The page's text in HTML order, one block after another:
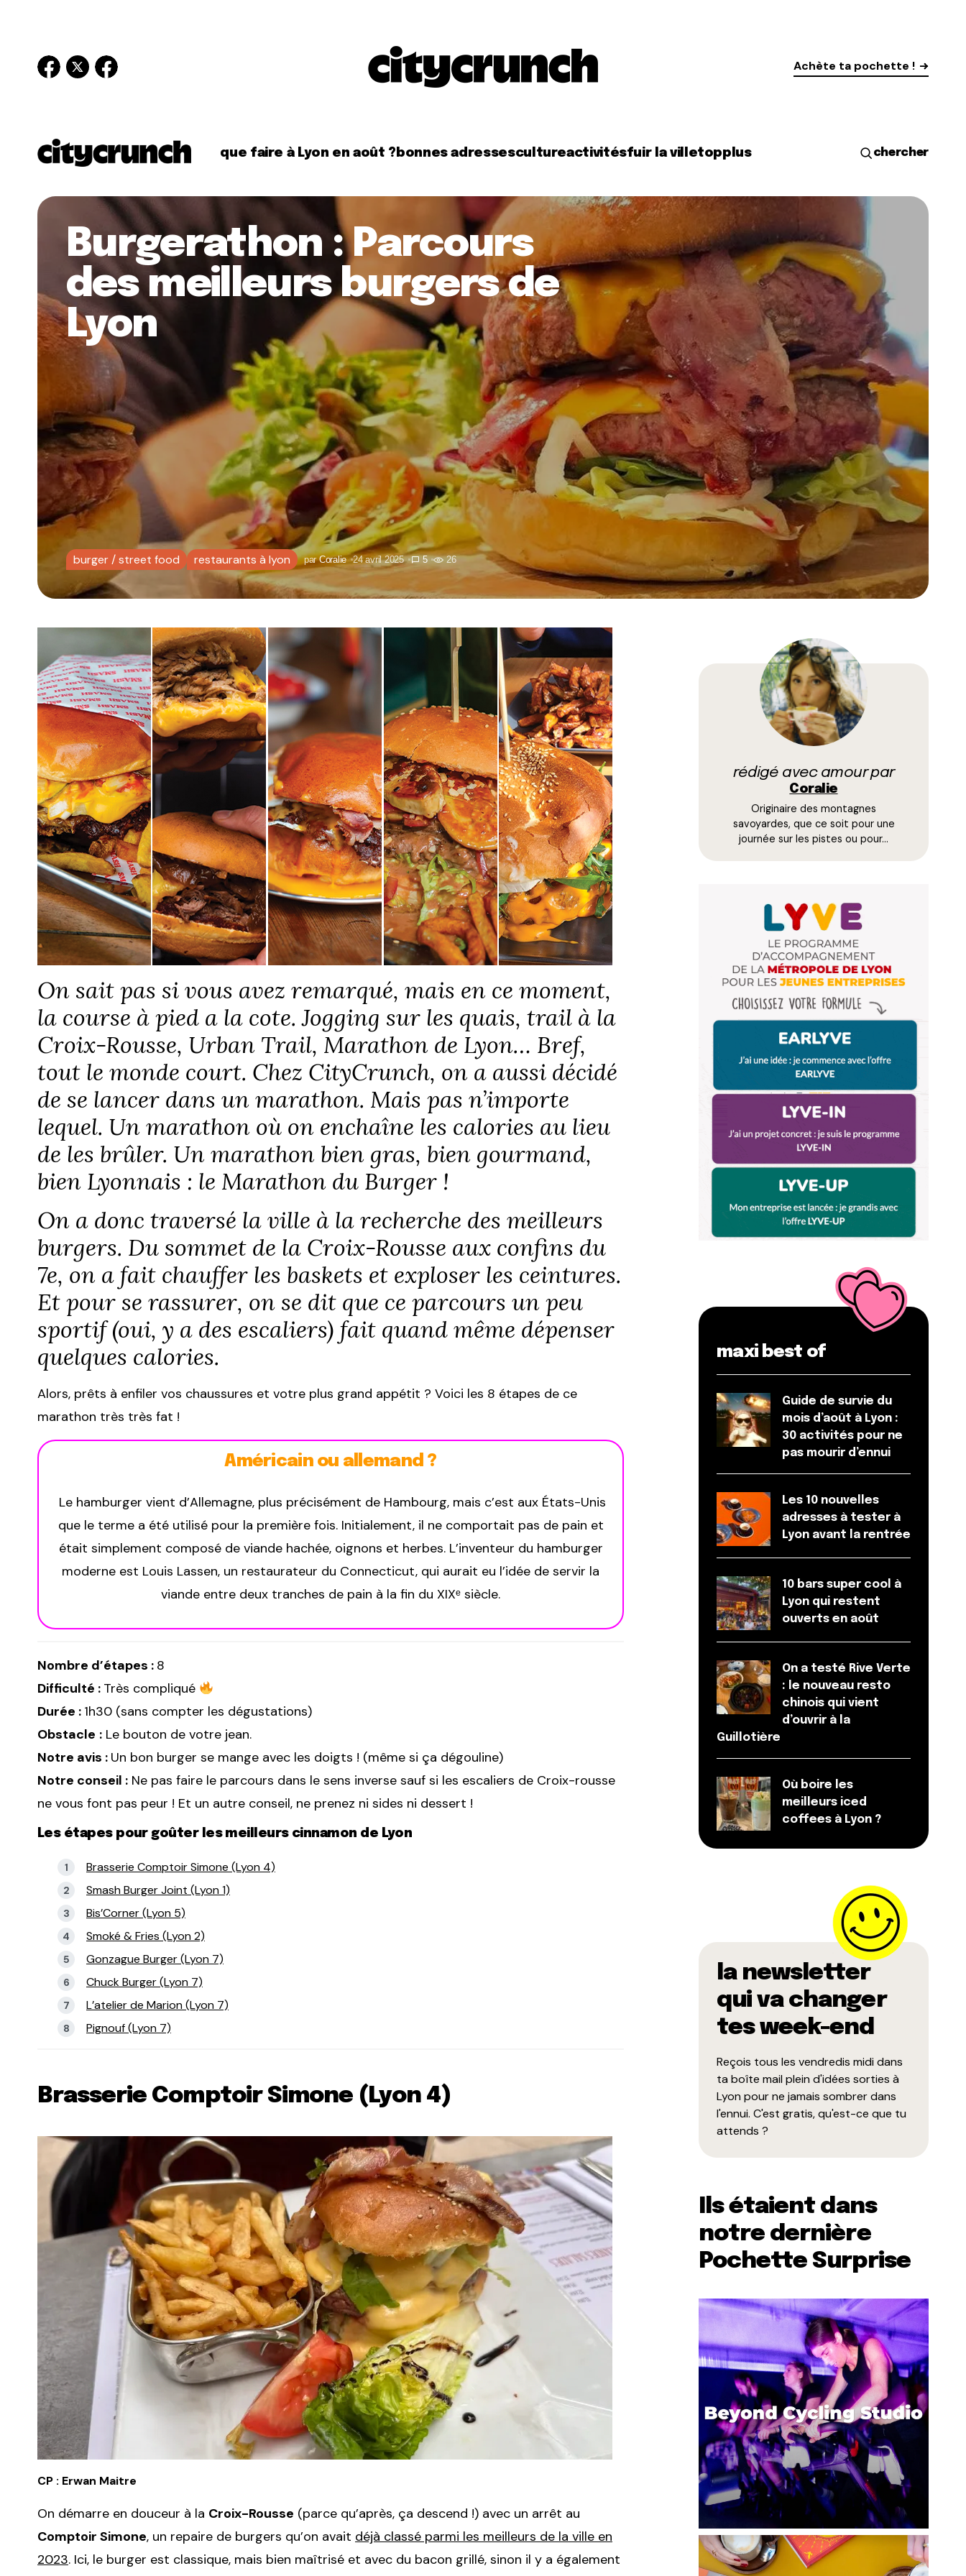
Achète ta pochette !
que faire à Lyon en août ? bonnes adressescultureactivitésfuir la villetopplus chercher
Burgerathon : Parcours
des meilleurs burgers de
Lyon
burger / street food restaurants à lyon par Coralie 24 avril 2025 5 26
On sait pas si vous avez remarqué, mais en ce moment,
la course à pied a la cote. Jogging sur les quais, trail à la
Croix-Rousse, Urban Trail, Marathon de Lyon… Bref,
tout le monde court. Chez CityCrunch, on a aussi décidé
de se lancer dans un marathon. Mais pas n’importe
lequel. Un marathon où on enchaîne les calories au lieu
de les brûler. Un marathon bien gras, bien gourmand,
bien Lyonnais : le Marathon du Burger !
On a donc traversé la ville à la recherche des meilleurs
burgers. Du sommet de la Croix-Rousse aux confins du
7e, on a fait chauffer les baskets et exploser les ceintures.
Et pour se rassurer, on se dit que ce parcours un peu
sportif (oui, y a des escaliers) fait quand même dépenser
quelques calories.
Alors, prêts à enfiler vos chaussures et votre plus grand appétit ? Voici les 8 étapes de ce
marathon très très fat !
Américain ou allemand ?
Le hamburger vient d’Allemagne, plus précisément de Hambourg, mais c’est aux États-Unis
que le terme a été utilisé pour la première fois. Initialement, il ne comportait pas de pain et
était simplement composé de viande hachée, oignons et herbes. L’inventeur du hamburger
moderne est Louis Lassen, un restaurateur du Connecticut, qui aurait eu l’idée de servir la
viande entre deux tranches de pain à la fin du XIXᵉ siècle.
Nombre d’étapes : 8
Difficulté : Très compliqué
Durée : 1h30 (sans compter les dégustations)
Obstacle : Le bouton de votre jean.
Notre avis : Un bon burger se mange avec les doigts ! (même si ça dégouline)
Notre conseil : Ne pas faire le parcours dans le sens inverse sauf si les escaliers de Croix-rousse
ne vous font pas peur ! Et un autre conseil, ne prenez ni sides ni dessert !
Les étapes pour goûter les meilleurs cinnamon de Lyon
Brasserie Comptoir Simone (Lyon 4)
Smash Burger Joint (Lyon 1)
Bis’Corner (Lyon 5)
Smoké & Fries (Lyon 2)
Gonzague Burger (Lyon 7)
Chuck Burger (Lyon 7)
L’atelier de Marion (Lyon 7)
Pignouf (Lyon 7)
Brasserie Comptoir Simone (Lyon 4)
CP : Erwan Maitre
On démarre en douceur à la Croix-Rousse (parce qu’après, ça descend !) avec un arrêt au
Comptoir Simone, un repaire de burgers qu’on avait déjà classé parmi les meilleurs de la ville en
2023. Ici, le burger est classique, mais bien maîtrisé et avec du bacon grillé, sinon il y a également
rédigé avec amour par
Coralie
Originaire des montagnes
savoyardes, que ce soit pour une
journée sur les pistes ou pour…
maxi best of
Guide de survie du
mois d’août à Lyon :
30 activités pour ne
pas mourir d’ennui
Les 10 nouvelles
adresses à tester à
Lyon avant la rentrée
10 bars super cool à
Lyon qui restent
ouverts en août
On a testé Rive Verte
: le nouveau resto
chinois qui vient
d’ouvrir à la
Guillotière
Où boire les
meilleurs iced
coffees à Lyon ?
la newsletter
qui va changer
tes week-end
Reçois tous les vendredis midi dans
ta boîte mail plein d'idées sorties à
Lyon pour ne jamais sombrer dans
l'ennui. C'est gratis, qu'est-ce que tu
attends ?
Ils étaient dans
notre dernière
Pochette Surprise